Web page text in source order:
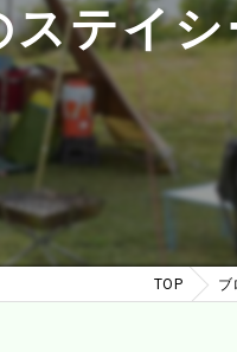
テイ
TOP ブ